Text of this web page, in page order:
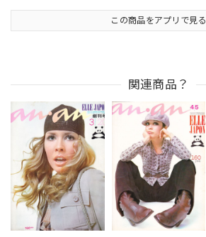
この商品をアプリで見る
関連商品？